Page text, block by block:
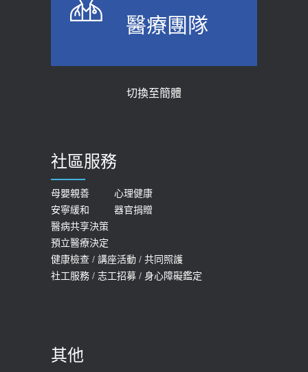
上班常待在冷氣房？小心泌尿道感染
醫示警：1病症嚴重恐喪命
2026-05-21
女性必看國健署公費懶人包！這幾項檢
查完全免費 沒做虧大了
2026-05-14
骨科魏志定主任接受專訪 【年代電視
質密度檢查！醫：注意5重點可逆轉
膝蓋退化有9大部位 骨科醫坦言：不
一定得換人工關節
2019-10-08
20歲迪士尼男星因癲癇猝逝 老人小
孩最好發、醫師點出8大前兆
2019-07-09
醫療團隊
切換至簡體
社區服務
母嬰親善
心理健康
安寧緩和
器官捐贈
醫病共享決策
預立醫療決定
健康檢查 / 講座活動 / 共同照護
社工服務 / 志工招募 / 身心障礙鑑定
其他